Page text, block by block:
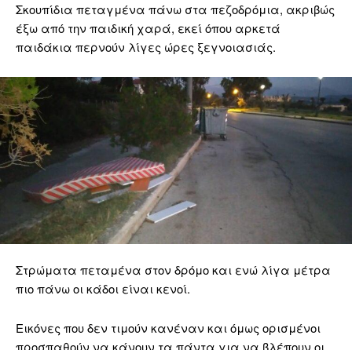
Σκουπίδια πεταγμένα πάνω στα πεζοδρόμια, ακριβώς
έξω από την παιδική χαρά, εκεί όπου αρκετά
παιδάκια περνούν λίγες ώρες ξεγνοιασιάς.
Στρώματα πεταμένα στον δρόμο και ενώ λίγα μέτρα
πιο πάνω οι κάδοι είναι κενοί.
Εικόνες που δεν τιμούν κανέναν και όμως ορισμένοι
προσπαθούν να κάνουν τα πάντα για να βλέπουν οι